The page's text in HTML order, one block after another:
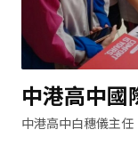
中港高中國
中港高中白穗儀主任